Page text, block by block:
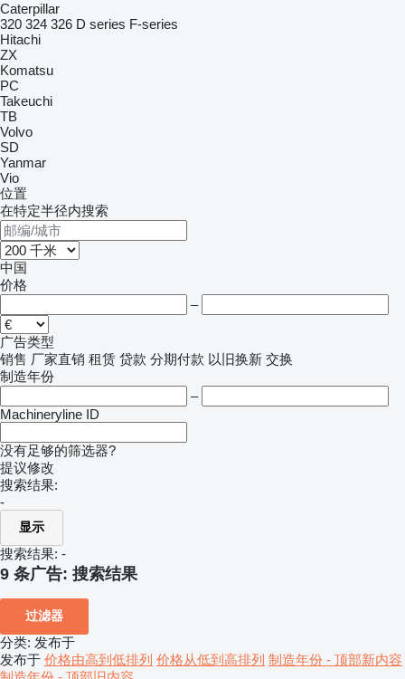
Caterpillar
320 324 326 D series F-series
Hitachi
ZX
Komatsu
PC
Takeuchi
TB
Volvo
SD
Yanmar
Vio
位置
在特定半径内搜索
中国
价格
–
广告类型
销售 厂家直销 租赁 贷款 分期付款 以旧换新 交换
制造年份
–
Machineryline ID
没有足够的筛选器?
提议修改
搜索结果:
-
显示
搜索结果: -
9 条广告: 搜索结果
过滤器
分类: 发布于
发布于 价格由高到低排列 价格从低到高排列 制造年份 - 顶部新内容